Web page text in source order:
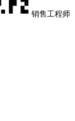
销售工程师